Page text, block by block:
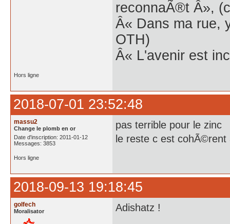
reconnaÃ®t Â»,
Â« Dans ma rue,
OTH)
Â« L'avenir est
Hors ligne
2018-07-01 23:52:48
massu2
Change le plomb en or
Date d'inscription: 2011-01-12
Messages: 3853
pas terrible pour le zinc
le reste c est cohÃ©rent
Hors ligne
2018-09-13 19:18:45
golfech
Moralisator Adishatz !